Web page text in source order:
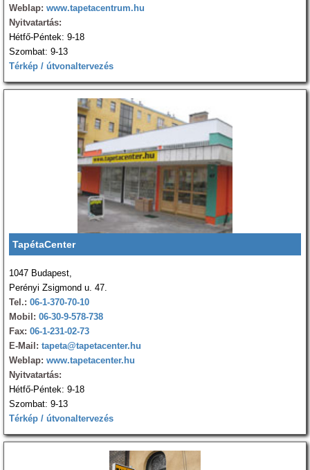
Weblap: www.tapetacentrum.hu
Nyitvatartás:
Hétfő-Péntek: 9-18
Szombat: 9-13
Térkép / útvonaltervezés
TapétaCenter
1047 Budapest,
Perényi Zsigmond u. 47.
Tel.: 06-1-370-70-10
Mobil: 06-30-9-578-738
Fax: 06-1-231-02-73
E-Mail: tapeta@tapetacenter.hu
Weblap: www.tapetacenter.hu
Nyitvatartás:
Hétfő-Péntek: 9-18
Szombat: 9-13
Térkép / útvonaltervezés